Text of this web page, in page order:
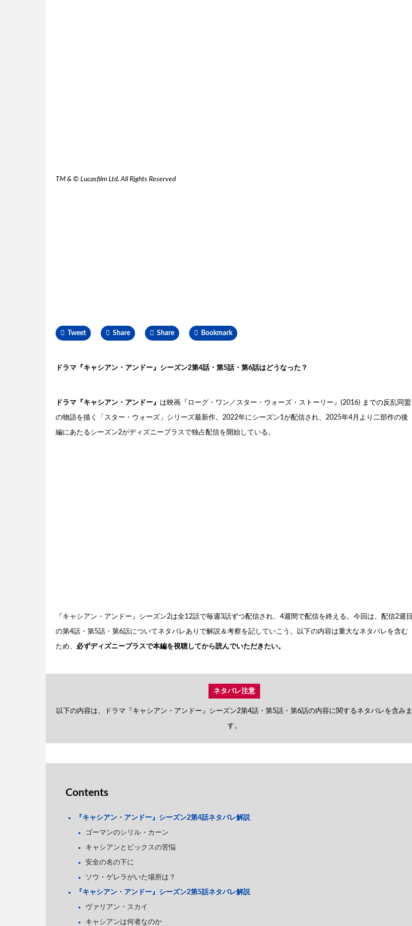
TM & © Lucasfilm Ltd. All Rights Reserved
Tweet Share Share Bookmark
ドラマ『キャシアン・アンドー』シーズン2第4話・第5話・第6話はどうなった？
ドラマ『キャシアン・アンドー』 は映画『ローグ・ワン／スター・ウォーズ・ストーリー』(2016) までの反乱同盟
の物語を描く「スター・ウォーズ」シリーズ最新作。2022年にシーズン1が配信され、2025年4月より二部作の後
編にあたるシーズン2がディズニープラスで独占配信を開始している。
『キャシアン・アンドー』シーズン2は全12話で毎週3話ずつ配信され、4週間で配信を終える。今回は、配信2週目
の第4話・第5話・第6話についてネタバレありで解説＆考察を記していこう。以下の内容は重大なネタバレを含む
ため、 必ずディズニープラスで本編を視聴してから読んでいただきたい。
ネタバレ注意
以下の内容は、ドラマ『キャシアン・アンドー』シーズン2第4話・第5話・第6話の内容に関するネタバレを含みま
す。
Contents
『キャシアン・アンドー』シーズン2第4話ネタバレ解説
ゴーマンのシリル・カーン
キャシアンとビックスの苦悩
安全の名の下に
ソウ・ゲレラがいた場所は？
『キャシアン・アンドー』シーズン2第5話ネタバレ解説
ヴァリアン・スカイ
キャシアンは何者なのか